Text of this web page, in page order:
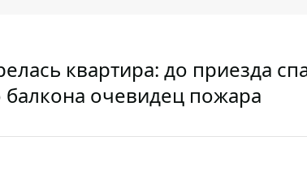
квартира: до приезда
очевидец пожара